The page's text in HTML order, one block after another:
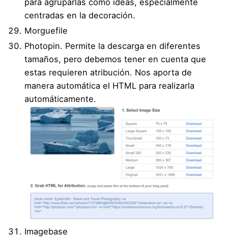
para agruparlas como ideas, especialmente
centradas en la decoración.
Morguefile
Photopin. Permite la descarga en diferentes
tamaños, pero debemos tener en cuenta que
estas requieren atribución. Nos aporta de
manera automática el HTML para realizarla
automáticamente.
Imagebase